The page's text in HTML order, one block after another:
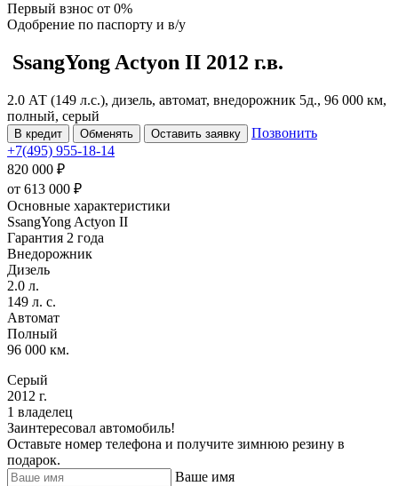
Первый взнос от 0%
Одобрение по паспорту и в/у
SsangYong Actyon II 2012 г.в.
2.0 АТ (149 л.с.), дизель, автомат, внедорожник 5д., 96 000 км,
полный, серый
В кредит Обменять Оставить заявку
Позвонить
+7(495) 955-18-14
820 000 ₽
от 613 000 ₽
Основные характеристики
SsangYong Actyon II
Гарантия 2 года
Внедорожник
Дизель
2.0 л.
149 л. с.
Автомат
Полный
96 000 км.
Серый
2012 г.
1 владелец
Заинтересовал автомобиль!
Оставьте номер телефона и получите зимнюю резину в
подарок.
Ваше имя